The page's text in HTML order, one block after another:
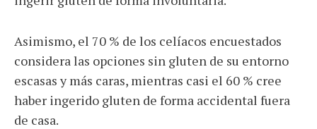
Asimismo, el 70 % de los celíacos encuestados
considera las opciones sin gluten de su entorno
escasas y más caras, mientras casi el 60 % cree
haber ingerido gluten de forma accidental fuera
de casa.